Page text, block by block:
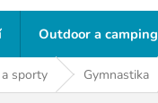
Outdoor a camping
sporty Gymnastika